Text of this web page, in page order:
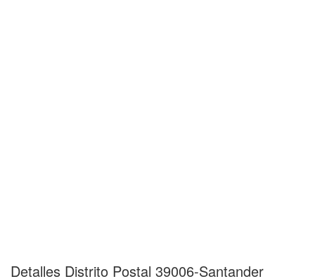
Detalles Distrito Postal 39006-Santander